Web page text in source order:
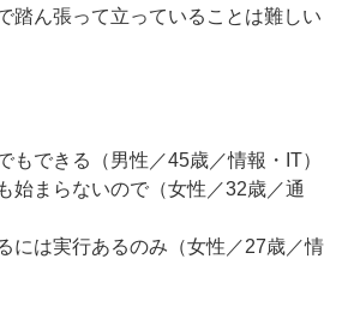
踏ん張って立っていることは難しい
もできる（男性／45歳／情報・IT）
始まらないので（女性／32歳／通
には実行あるのみ（女性／27歳／情